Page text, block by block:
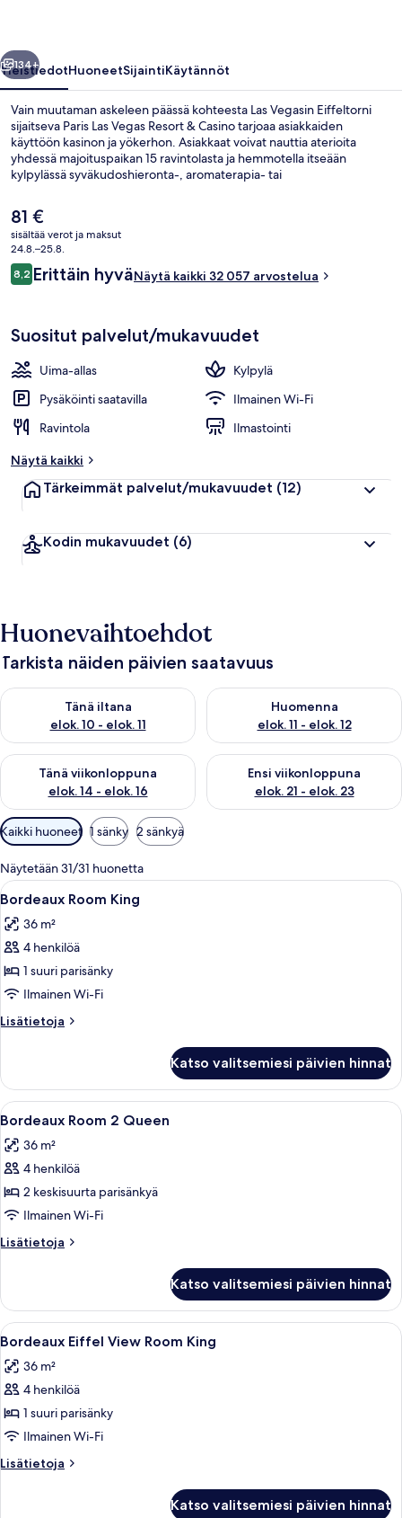
Seuraava
134+
YleistiedotHuoneetSijaintiKäytännöt
Vain muutaman askeleen päässä kohteesta Las Vegasin Eiffeltorni
sijaitseva Paris Las Vegas Resort & Casino tarjoaa asiakkaiden
käyttöön kasinon ja yökerhon. Asiakkaat voivat nauttia aterioita
yhdessä majoituspaikan 15 ravintolasta ja hemmotella itseään
kylpylässä syväkudoshieronta-, aromaterapia- tai
allasbaari ja kuntokeskus. Asiakkaat pitävät majoituspaikasta sen
keskeisen sijainnin ja lähialueen nähtävyyksien vuoksi ja siksi, että se
sijaitsee lähellä julkisen liikenteen yhteyksiä: Ballys and Paris Las
Vegasin monorail-asema sijaitsee 7 minuutin ja Flamingo – Caesars
Palacen monorail-asema 11 minuutin kävelymatkan päässä.
Nykyinen
hinta
on
81 €
81 €
sisältää verot ja maksut
24.8.–25.8.
Arvostelut
8,28,2 kautta 10.
Erittäin hyväNäytä kaikki 32 057 arvostelua
Suositut palvelut/mukavuudet
Uima-allas
Kylpylä
Pysäköinti saatavilla
Ilmainen Wi-Fi
Ravintola
Ilmastointi
Näytä kaikki
Tärkeimmät palvelut/mukavuudet (12)
Kodin mukavuudet (6)
Huonevaihtoehdot
Tarkista näiden päivien saatavuus
Tänä iltana
elok. 10 - elok. 11
Tarkista tämän illan saatavuus elok. 10 - elok. 11
Huomenna
elok. 11 - elok. 12
Tarkista huomisen saatavuus
Tänä viikonloppuna
elok. 14 - elok. 16
Tarkista tämän viikonlopun saatavuus elok. 14 - elok. 16
Ensi viikonloppuna
elok. 21 - elok. 23
Tarkista ensi viikonlopun
Huoneille
saatavilla
olevia
suodattimia
Kaikki huoneet 1 sänky 2 sänkyä
Näytetään 31/31 huonetta
Avaa
kaikki
huonetyypin
Bordeaux
Room
King
kuvat
Hotellihuone, jossa on suuri sänky,
4
Bordeaux Room King
36 m²
4 henkilöä
1 suuri parisänky
Ilmainen Wi-Fi
Lisätietoja
Lisätietoja
King
Katso valitsemiesi päivien hinnat
Avaa
kaikki
huonetyypin
Bordeaux
Room
2
Queen
kuvat
Hotellihuoneessa on kaksi sänkyä,
4
Bordeaux Room 2 Queen
36 m²
4 henkilöä
2 keskisuurta parisänkyä
Ilmainen Wi-Fi
Lisätietoja
Lisätietoja
2
Queen
Katso valitsemiesi päivien hinnat
Avaa
kaikki
huonetyypin
Bordeaux
Eiffel
View
Room
King
Hotellihuone, jossa on suuri sänky,
4
Bordeaux Eiffel View Room King
36 m²
4 henkilöä
1 suuri parisänky
Ilmainen Wi-Fi
Lisätietoja
Lisätietoja
Katso valitsemiesi päivien hinnat